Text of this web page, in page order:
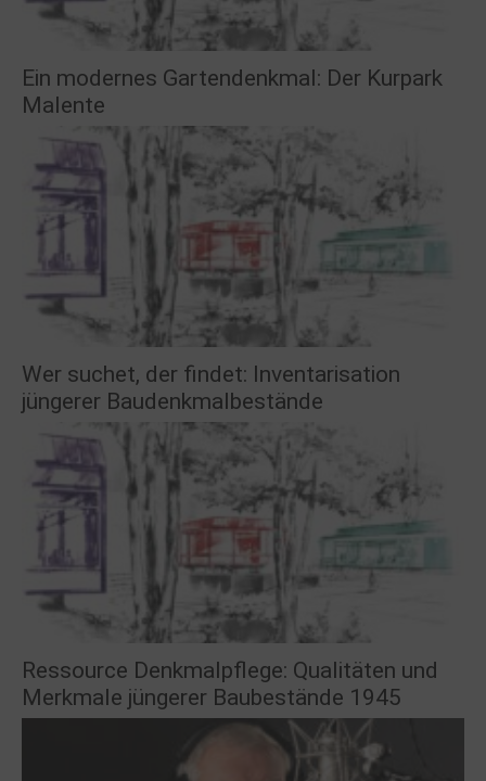
Ein modernes Gartendenkmal: Der Kurpark
Malente
Wer suchet, der findet: Inventarisation
jüngerer Baudenkmalbestände
Ressource Denkmalpflege: Qualitäten und
Merkmale jüngerer Baubestände 1945